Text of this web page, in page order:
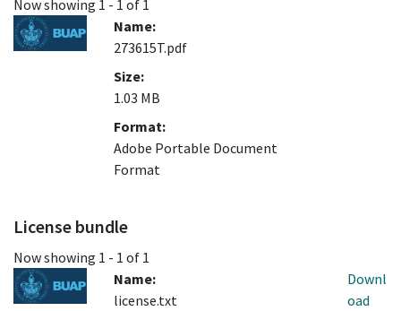
Now showing 1 - 1 of 1
Name:
273615T.pdf
Size:
1.03 MB
Format:
Adobe Portable Document
Format
License bundle
Now showing 1 - 1 of 1
Name:
license.txt
Downl
oad